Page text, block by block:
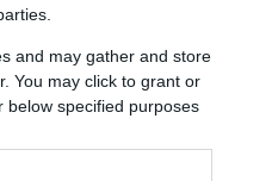
and may gather and store
You may click to grant or
below specified purposes